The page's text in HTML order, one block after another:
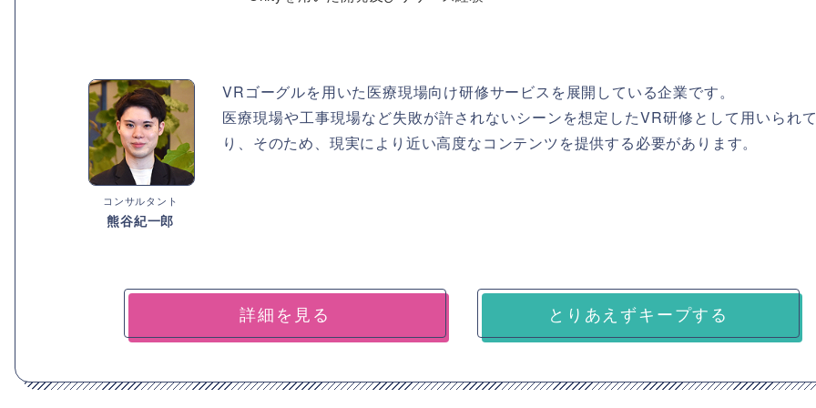
コンサルタント
熊谷紀一郎
VRゴーグルを用いた医療現場向け研修サービスを展開している企業です。
医療現場や工事現場など失敗が許されないシーンを想定したVR研修として用いられ
り、そのため、現実により近い高度なコンテンツを提供する必要があります。
詳細を見る とりあえずキープする